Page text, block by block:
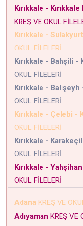
Kırıkkale -
KREŞ VE OKUL
Kırıkkale -
OKUL FİLELERİ
Kırıkkale - Bahşili -
OKUL FİLELERİ
Kırıkkale -
OKUL FİLELERİ
Kırıkkale - Çelebi -
OKUL FİLELERİ
Kırıkkale -
OKUL FİLELERİ
Kırıkkale -
OKUL FİLELERİ
Adana KREŞ VE
Adıyaman KREŞ VE